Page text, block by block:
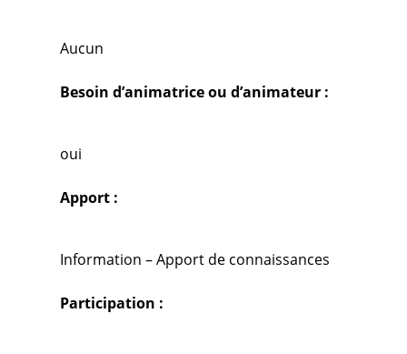
Aucun
Besoin d’animatrice ou d’animateur :
oui
Apport :
Information – Apport de connaissances
Participation :